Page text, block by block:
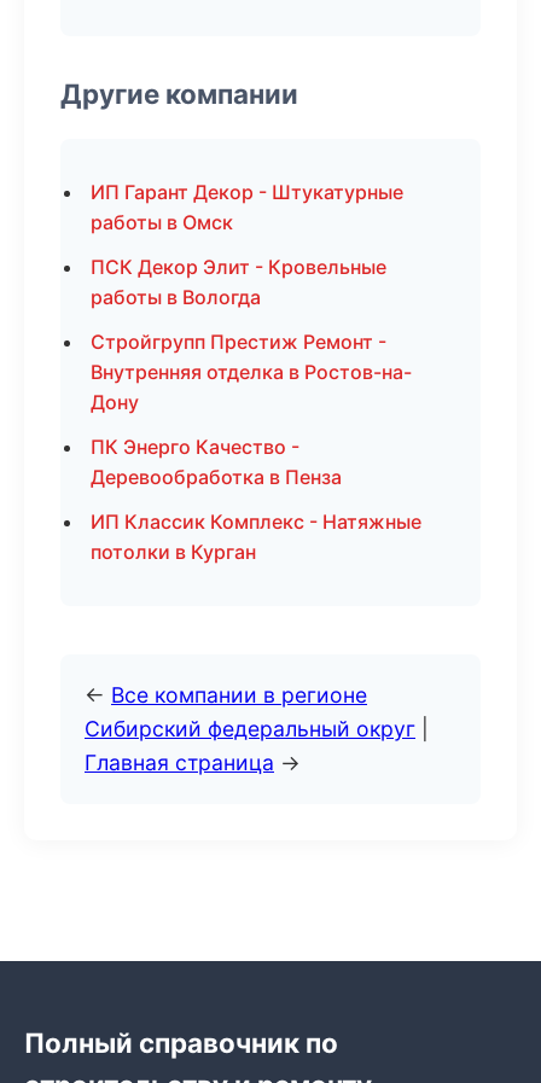
Другие компании
ИП Гарант Декор - Штукатурные
работы в Омск
ПСК Декор Элит - Кровельные
работы в Вологда
Стройгрупп Престиж Ремонт -
Внутренняя отделка в Ростов-на-
Дону
ПК Энерго Качество -
Деревообработка в Пенза
ИП Классик Комплекс - Натяжные
потолки в Курган
← Все компании в регионе
Сибирский федеральный округ
Главная страница →
Полный справочник по